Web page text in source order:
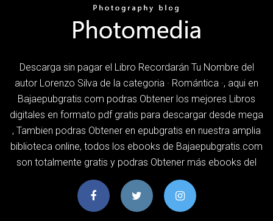
Descarga sin pagar el Libro Recordarán Tu Nombre del
autor Lorenzo Silva de la categoria · Romántica ·, aqui en
Bajaepubgratis.com podras Obtener los mejores Libros
digitales en formato pdf gratis para descargar desde mega
, Tambien podras Obtener en epubgratis en nuestra amplia
biblioteca online, todos los ebooks de Bajaepubgratis.com
son totalmente gratis y podras Obtener más ebooks del